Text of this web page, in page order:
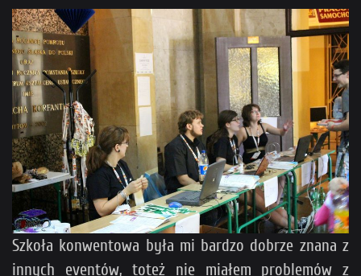
Szkoła konwentowa była mi bardzo dobrze znana z
innych eventów, toteż nie miałem problemów z